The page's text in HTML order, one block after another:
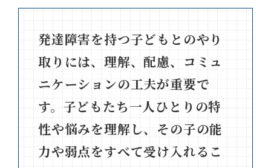
発達障害を持つ子どもとのやり
取りには、理解、配慮、コミュ
ニケーションの工夫が重要で
す。子どもたち一人ひとりの特
性や悩みを理解し、その子の能
力や弱点をすべて受け入れるこ